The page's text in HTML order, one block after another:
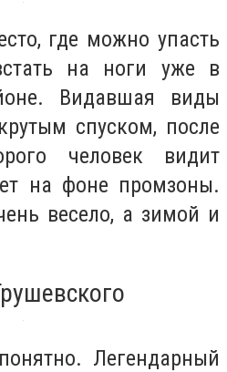
где можно упасть
на ноги уже в
Видавшая виды
спуском, после
человек видит
на фоне промзоны.
весело, а зимой и
Легендарный